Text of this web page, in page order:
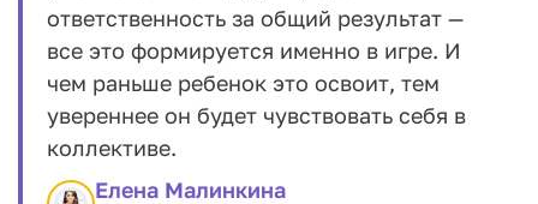
ответственность за общий результат —
все это формируется именно в игре. И
чем раньше ребенок это освоит, тем
увереннее он будет чувствовать себя в
коллективе.
Елена Малинкина